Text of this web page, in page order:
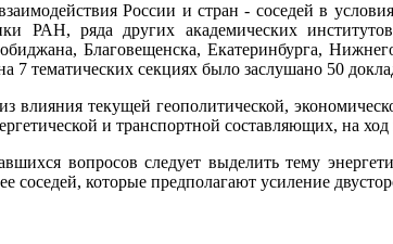
России и стран - соседей в
РАН, ряда других академических
Благовещенска, Екатеринбурга,
тематических секциях было заслушано 50
влияния текущей геополитической,
и транспортной составляющих, на
вопросов следует выделить тему
соседей, которые предполагают усиление